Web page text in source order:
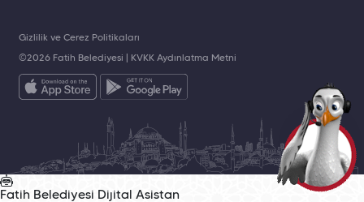
©2026 Fatih Belediyesi | KVKK Aydınlatma Metni
Gizlilik ve Çerez Politikaları
Fatih Belediyesi Dijital Asistan